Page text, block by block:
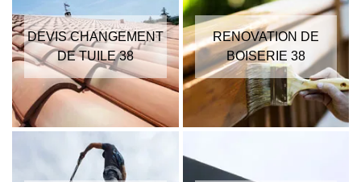
DEVIS CHANGEMENT
DE TUILE 38
RENOVATION DE
BOISERIE 38